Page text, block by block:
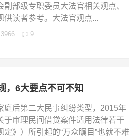
部级专职委员大法官相关观点、
供读者参考。大法官观点...
3966 9
，6大要点不可不知
庭后第二大民事纠纷类型，2015年
于审理民间借贷案件适用法律若干
》）所引起的“万众瞩目”也就不难